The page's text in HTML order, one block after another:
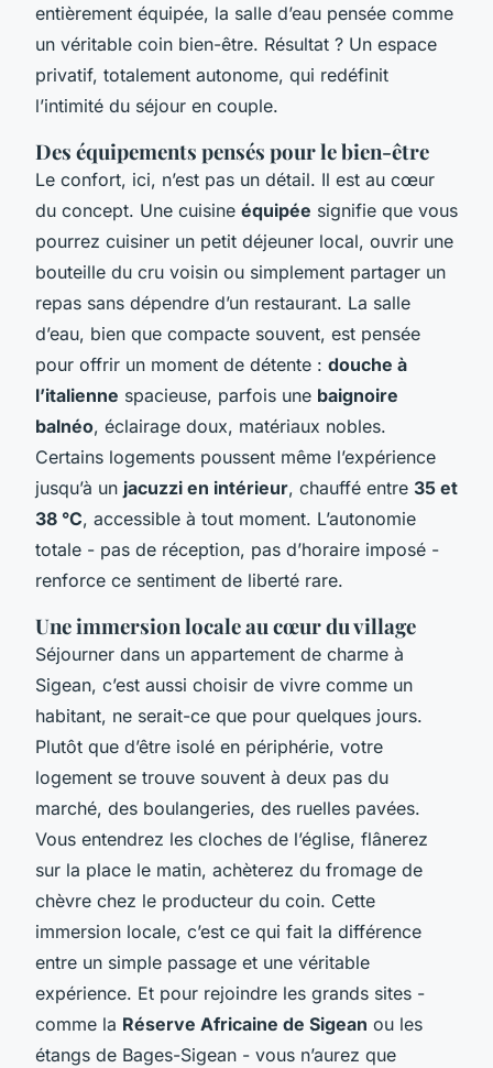
entièrement équipée, la salle d’eau pensée comme
un véritable coin bien-être. Résultat ? Un espace
privatif, totalement autonome, qui redéfinit
l’intimité du séjour en couple.
Des équipements pensés pour le bien-être
Le confort, ici, n’est pas un détail. Il est au cœur
du concept. Une cuisine équipée signifie que vous
pourrez cuisiner un petit déjeuner local, ouvrir une
bouteille du cru voisin ou simplement partager un
repas sans dépendre d’un restaurant. La salle
d’eau, bien que compacte souvent, est pensée
pour offrir un moment de détente : douche à
l’italienne spacieuse, parfois une baignoire
balnéo, éclairage doux, matériaux nobles.
Certains logements poussent même l’expérience
jusqu’à un jacuzzi en intérieur, chauffé entre 35 et
38 °C, accessible à tout moment. L’autonomie
totale - pas de réception, pas d’horaire imposé -
renforce ce sentiment de liberté rare.
Une immersion locale au cœur du village
Séjourner dans un appartement de charme à
Sigean, c’est aussi choisir de vivre comme un
habitant, ne serait-ce que pour quelques jours.
Plutôt que d’être isolé en périphérie, votre
logement se trouve souvent à deux pas du
marché, des boulangeries, des ruelles pavées.
Vous entendrez les cloches de l’église, flânerez
sur la place le matin, achèterez du fromage de
chèvre chez le producteur du coin. Cette
immersion locale, c’est ce qui fait la différence
entre un simple passage et une véritable
expérience. Et pour rejoindre les grands sites -
comme la Réserve Africaine de Sigean ou les
étangs de Bages-Sigean - vous n’aurez que